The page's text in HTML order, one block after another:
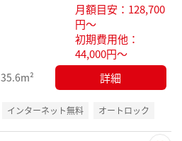
月額目安：128,700
円～
初期費用他：
44,000円～
35.6m² 詳細
インターネット無料 オートロック